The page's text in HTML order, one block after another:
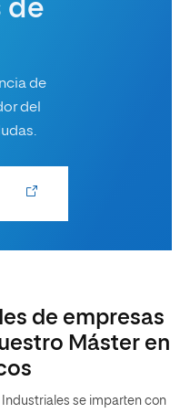
de
de
del
de empresas
Máster en
Industriales se imparten con